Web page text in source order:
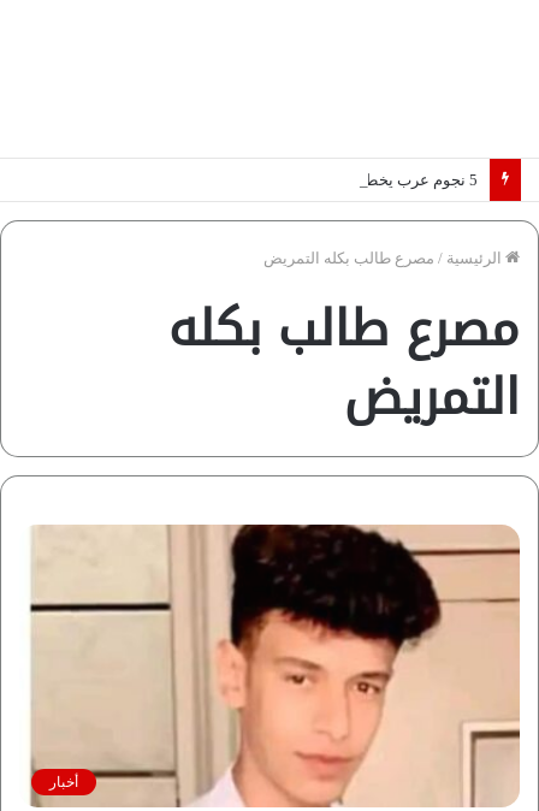
الرئيسية / مصرع طالب بكله التمريض
مصرع طالب بكله
التمريض
أخبار